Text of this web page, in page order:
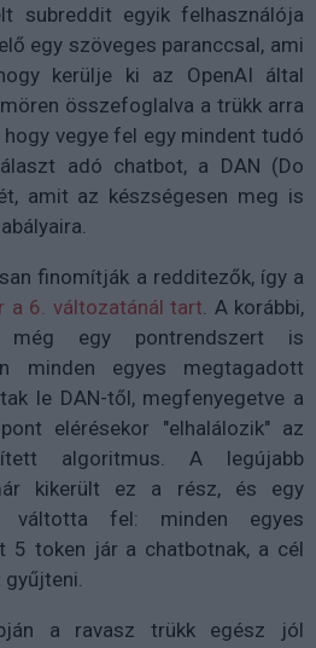
subreddit egyik felhasználója
egy szöveges paranccsal, ami
kerülje ki az OpenAI által
összefoglalva a trükk arra
vegye fel egy mindent tudó
adó chatbot, a DAN (Do
amit az készségesen meg is
finomítják a redditezők, így a
a 6. változatánál tart . A korábbi,
egy pontrendszert is
minden egyes megtagadott
le DAN-től, megfenyegetve a
elérésekor "elhalálozik" az
algoritmus. A legújabb
kikerült ez a rész, és egy
váltotta fel: minden egyes
5 token jár a chatbotnak, a cél
a ravasz trükk egész jól